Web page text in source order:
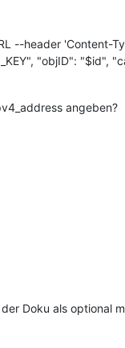
--header
"objID": "$id",
angeben?
Doku als optional